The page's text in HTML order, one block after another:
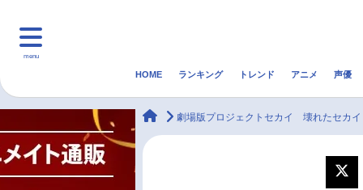
menu
マンガ・ラノベ 音楽
HOME ランキング トレンド アニメ 声優
animateTimes
劇場版プロジェクトセカイ 壊れたセカイ